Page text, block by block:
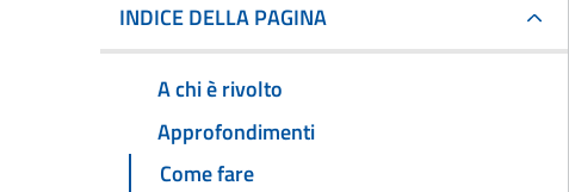
INDICE DELLA PAGINA
A chi è rivolto
Approfondimenti
Come fare